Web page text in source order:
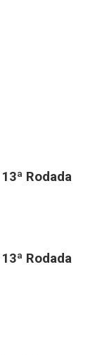
Rodada
Rodada